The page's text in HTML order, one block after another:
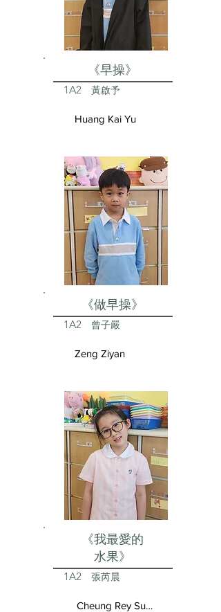
《早操》
1A2 黃啟予
Huang Kai Yu
《做早操》
1A2 曾子嚴
Zeng Ziyan
《我最愛的
水果》
1A2 張芮晨
Cheung Rey Sun Vivienne